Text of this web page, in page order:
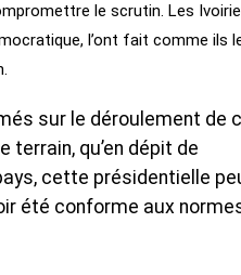
le scrutin. Les
l’ont fait comme ils
sur le déroulement de
qu’en dépit de
cette présidentielle
été conforme aux